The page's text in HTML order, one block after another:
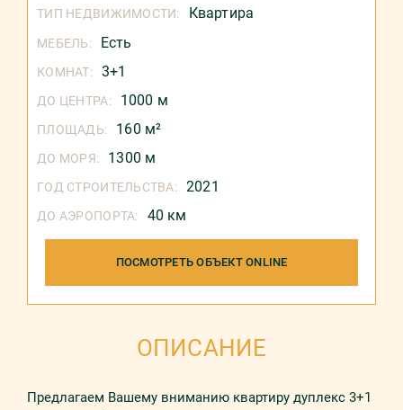
ТИП НЕДВИЖИМОСТИ: Квартира
МЕБЕЛЬ: Есть
КОМНАТ: 3+1
ДО ЦЕНТРА: 1000 м
ПЛОЩАДЬ: 160 м²
ДО МОРЯ: 1300 м
ГОД СТРОИТЕЛЬСТВА: 2021
ДО АЭРОПОРТА: 40 км
ПОСМОТРЕТЬ ОБЪЕКТ ONLINE
ОПИСАНИЕ
Предлагаем Вашему вниманию квартиру дуплекс 3+1